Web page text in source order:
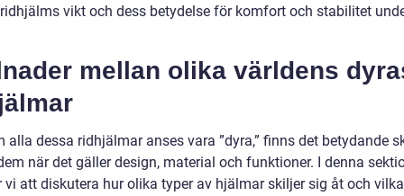
vikt och dess betydelse för komfort och stabilitet
mellan olika världens
alla dessa ridhjälmar anses vara ”dyra,” finns det betydande
när det gäller design, material och funktioner. I denna
vi att diskutera hur olika typer av hjälmar skiljer sig åt och vilka